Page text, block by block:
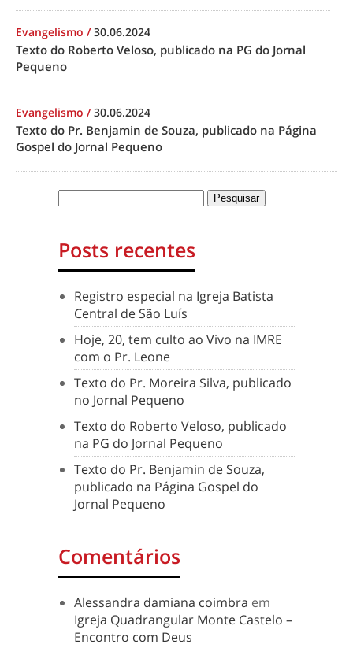
Evangelismo /30.06.2024
Texto do Roberto Veloso, publicado na PG do Jornal
Pequeno
Evangelismo /30.06.2024
Texto do Pr. Benjamin de Souza, publicado na Página
Gospel do Jornal Pequeno
Posts recentes
Registro especial na Igreja Batista
Central de São Luís
Hoje, 20, tem culto ao Vivo na IMRE
com o Pr. Leone
Texto do Pr. Moreira Silva, publicado
no Jornal Pequeno
Texto do Roberto Veloso, publicado
na PG do Jornal Pequeno
Texto do Pr. Benjamin de Souza,
publicado na Página Gospel do
Jornal Pequeno
Comentários
Alessandra damiana coimbra em
Igreja Quadrangular Monte Castelo –
Encontro com Deus